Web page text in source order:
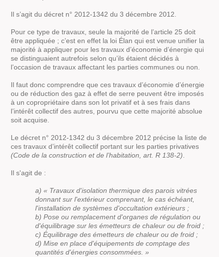
Il s’agit du décret n° 2012-1342 du 3 décembre 2012.
Pour ce type de travaux, seule la majorité de l’article 25 doit
être appliquée ; c’est en effet la loi Élan qui est venue unifier la
majorité à appliquer pour les travaux d’économie d’énergie qui
se distinguaient autrefois selon qu’ils étaient décidés à
l’occasion de travaux affectant les parties communes ou non.
Il faut donc comprendre que ces travaux d’économie d’énergie
ou de réduction des gaz à effet de serre peuvent être imposés
à un copropriétaire dans son lot privatif et à ses frais dans
l’intérêt collectif des autres, pourvu que cette majorité absolue
soit acquise.
Le décret n° 2012-1342 du 3 décembre 2012 précise la liste de
ces travaux d’intérêt collectif portant sur les parties privatives
(Code de la construction et de l’habitation, art. R 138-2).
Il s'agit de :
a) « Travaux d'isolation thermique des parois vitrées
donnant sur l'extérieur comprenant, le cas échéant,
l'installation de systèmes d'occultation extérieurs ;
b) Pose ou remplacement d'organes de régulation ou
d'équilibrage sur les émetteurs de chaleur ou de froid ;
c) Équilibrage des émetteurs de chaleur ou de froid ;
d) Mise en place d'équipements de comptage des
quantités d'énergies consommées. »